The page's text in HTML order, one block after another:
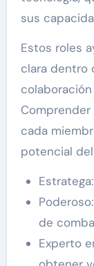
sus
Estos roles
clara dentro
cada
potencial
de
Experto